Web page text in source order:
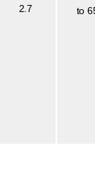
2.7
to